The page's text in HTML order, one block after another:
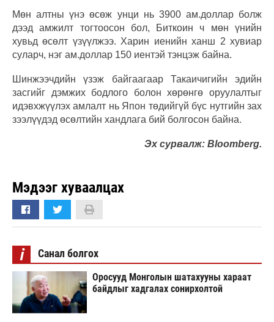
Мөн алтны үнэ өсөж унци нь 3900 ам.доллар болж
дээд амжилт тогтоосон бол, Биткоин ч мөн үнийн
хувьд өсөлт үзүүлжээ. Харин иенийн ханш 2 хувиар
суларч, нэг ам.доллар 150 иентэй тэнцэж байна.
Шинжээчдийн үзэж байгаагаар Такаичигийн эдийн
засгийг дэмжих бодлого болон хөрөнгө оруулалтыг
идэвхжүүлэх амлалт нь Япон төдийгүй бүс нутгийн зах
зээлүүдэд өсөлтийн хандлага бий болгосон байна.
Эх сурвалж: Bloomberg.
Мэдээг хуваалцах
i Санал болгох
Оросууд Монголын шатахууны хараат
байдлыг хадгалах сонирхолтой